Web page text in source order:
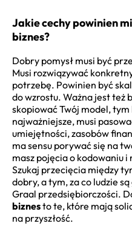
Jakie cechy powinien
biznes?
Dobry pomysł musi być
Musi rozwiązywać
potrzebę. Powinien być
do wzrostu. Ważna jest też
skopiować Twój model,
najważniejsze, musi
umiejętności, zasobów
ma sensu porywać się na
masz pojęcia o kodowaniu i
Szukaj przecięcia między
dobry, a tym, za co ludzie
Graal przedsiębiorczości.
biznesto te, które mają
na przyszłość.